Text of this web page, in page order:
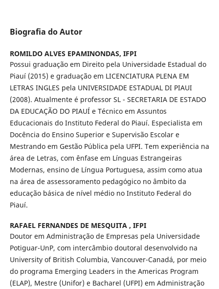
Biografia do Autor
ROMILDO ALVES EPAMINONDAS, IFPI
Possui graduação em Direito pela Universidade Estadual do
Piauí (2015) e graduação em LICENCIATURA PLENA EM
LETRAS INGLES pela UNIVERSIDADE ESTADUAL DI PIAUI
(2008). Atualmente é professor SL - SECRETARIA DE ESTADO
DA EDUCAÇÃO DO PIAUÍ e Técnico em Assuntos
Educacionais do Instituto Federal do Piauí. Especialista em
Docência do Ensino Superior e Supervisão Escolar e
Mestrando em Gestão Pública pela UFPI. Tem experiência na
área de Letras, com ênfase em Línguas Estrangeiras
Modernas, ensino de Língua Portuguesa, assim como atua
na área de assessoramento pedagógico no âmbito da
educação básica de nível médio no Instituto Federal do
Piauí.
RAFAEL FERNANDES DE MESQUITA , IFPI
Doutor em Administração de Empresas pela Universidade
Potiguar-UnP, com intercâmbio doutoral desenvolvido na
University of British Columbia, Vancouver-Canadá, por meio
do programa Emerging Leaders in the Americas Program
(ELAP), Mestre (Unifor) e Bacharel (UFPI) em Administração